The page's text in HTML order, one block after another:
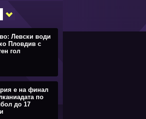
Левски води
Пловдив с
гол
е на финал
по
до 17